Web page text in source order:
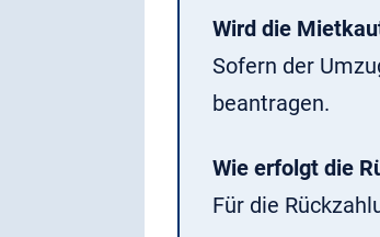
Wird die
Sofern der
beantragen.
Wie erfolgt die
Für die